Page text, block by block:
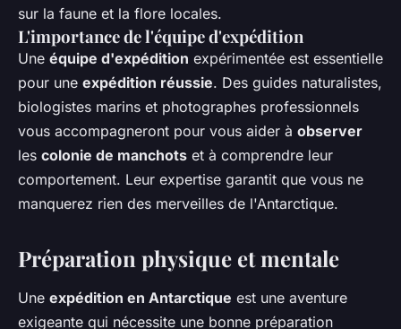
sur la faune et la flore locales.
L'importance de l'équipe d'expédition
Une équipe d'expédition expérimentée est essentielle
pour une expédition réussie. Des guides naturalistes,
biologistes marins et photographes professionnels
vous accompagneront pour vous aider à observer
les colonie de manchots et à comprendre leur
comportement. Leur expertise garantit que vous ne
manquerez rien des merveilles de l'Antarctique.
Préparation physique et mentale
Une expédition en Antarctique est une aventure
exigeante qui nécessite une bonne préparation